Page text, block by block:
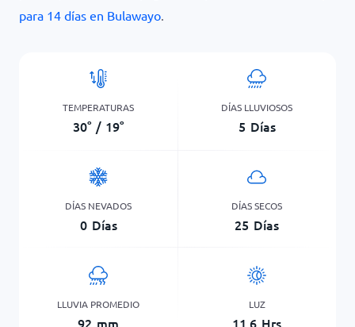
para 14 días en Bulawayo.
TEMPERATURAS
30° / 19°
DÍAS LLUVIOSOS
5 Días
DÍAS NEVADOS
0 Días
DÍAS SECOS
25 Días
LLUVIA PROMEDIO
92 mm
LUZ
11,6 Hrs